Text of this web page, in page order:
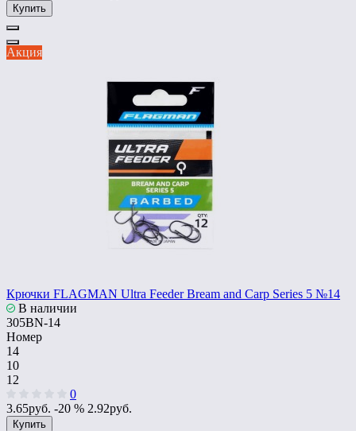
Купить
Акция
Крючки FLAGMAN Ultra Feeder Bream and Carp Series 5 №14
В наличии
305BN-14
Номер
14
10
12
0
3.65руб. -20 % 2.92руб.
Купить